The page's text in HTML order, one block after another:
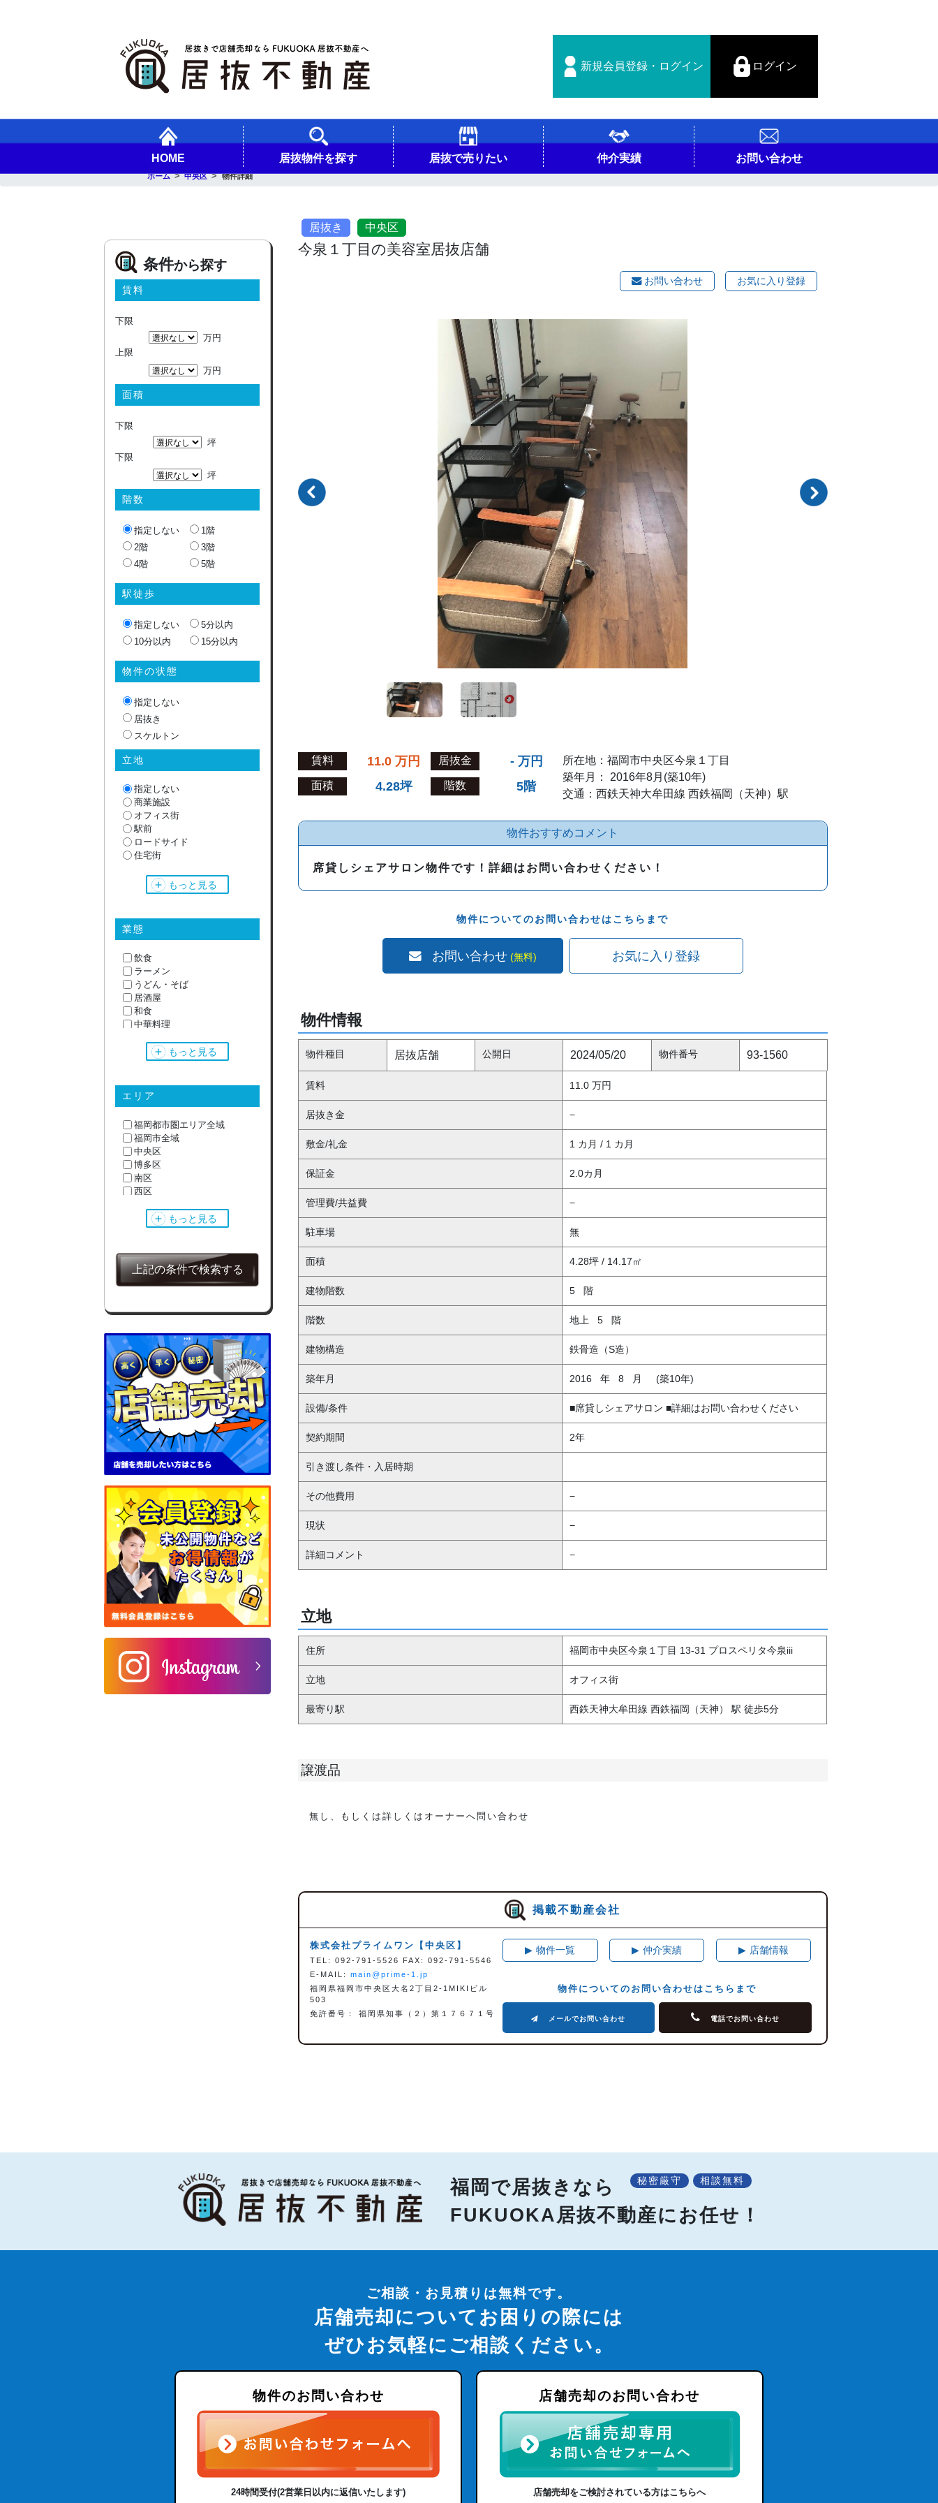
新規会員登録・ログイン ログイン
HOME 居抜物件を探す 居抜で売りたい 仲介実績 お問い合わせ
ホーム 中央区 物件詳細
条件から探す
賃料
下限
万円
上限
万円
面積
下限
坪
下限
坪
階数
指定しない
1階
2階
3階
4階
5階
駅徒歩
指定しない
5分以内
10分以内
15分以内
物件の状態
指定しない
居抜き
スケルトン
立地
指定しない
商業施設
オフィス街
駅前
ロードサイド
住宅街
商店街
郊外
もっと見る
業態
飲食
ラーメン
うどん・そば
居酒屋
和食
中華料理
サロン系
美容室
エステ
クリニック
オフィス・事務所
スケルトン
焼肉
焼鳥
カレー
イタリアン
フレンチ
鉄板焼き
クラブ・スナック
お弁当・惣菜
テイクアウト
サロン
もっと見る
エリア
福岡都市圏エリア全域
福岡市全域
中央区
博多区
南区
西区
城南区
早良区
もっと見る
上記の条件で検索する
居抜き 中央区
今泉１丁目の美容室居抜店舗
お問い合わせ お気に入り登録
賃料 11.0万円 居抜金 - 万円
面積 4.28坪 階数 5階
所在地：福岡市中央区今泉１丁目
築年月： 2016年8月(築10年)
交通：西鉄天神大牟田線 西鉄福岡（天神）駅
物件おすすめコメント
席貸しシェアサロン物件です！詳細はお問い合わせください！
物件についてのお問い合わせはこちらまで
お問い合わせ(無料) お気に入り登録
物件情報
物件種目 居抜店舗 公開日 2024/05/20 物件番号 93-1560
賃料 11.0 万円
居抜き金 −
敷金/礼金 1 カ月 / 1 カ月
保証金 2.0カ月
管理費/共益費 −
駐車場 無
面積 4.28坪 / 14.17㎡
建物階数 5 階
階数 地上 5 階
建物構造 鉄骨造（S造）
築年月 2016 年 8 月 (築10年)
設備/条件 ■席貸しシェアサロン ■詳細はお問い合わせください
契約期間 2年
引き渡し条件・入居時期
その他費用 −
現状 −
詳細コメント −
立地
住所 福岡市中央区今泉１丁目 13-31 プロスペリタ今泉iii
立地 オフィス街
最寄り駅 西鉄天神大牟田線 西鉄福岡（天神） 駅 徒歩5分
譲渡品
無し、もしくは詳しくはオーナーへ問い合わせ
掲載不動産会社
株式会社プライムワン 【中央区】
TEL: 092-791-5526 FAX: 092-791-5546
E-MAIL:main@prime-1.jp
福岡県福岡市中央区大名2丁目2-1MIKIビル
503
免許番号： 福岡県知事（２）第１７６７１号
▶ 物件一覧 ▶ 仲介実績 ▶ 店舗情報
物件についてのお問い合わせはこちらまで
メールでお問い合わせ 電話でお問い合わせ
福岡で居抜きなら
FUKUOKA居抜不動産にお任せ！
秘密厳守 相談無料
ご相談・お見積りは無料です。
店舗売却についてお困りの際には
ぜひお気軽にご相談ください。
物件のお問い合わせ
24時間受付(2営業日以内に返信いたします)
店舗売却のお問い合わせ
店舗売却をご検討されている方はこちらへ